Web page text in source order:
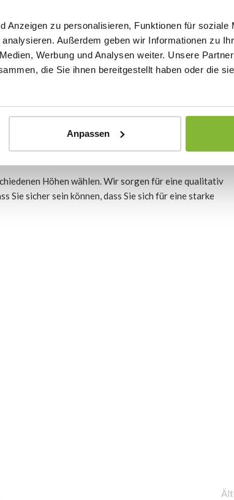
Anzeigen zu personalisieren, Funktionen für soziale
Außerdem geben wir Informationen zu
Werbung und Analysen weiter. Unsere
die Sie ihnen bereitgestellt haben oder die
Anpassen
Beschreibungen ist, dass es sich als schwierig
mehreren Namen veröffentlicht wurde.
in verschiedenen Größen und Formen für andere
vom Buchsbaumzünsler befallen. Viele Kunden
sehr ähnlich, wird aber nicht vom
Sie mehr über die Düngung des Ilex.
Höhen wählen. Wir sorgen für eine qualitativ
Sie sicher sein können, dass Sie sich für eine starke